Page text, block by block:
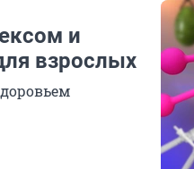
и
взрослых